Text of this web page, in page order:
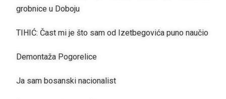
grobnice u Doboju
TIHIĆ: Čast mi je što sam od Izetbegovića puno naučio
Demontaža Pogorelice
Ja sam bosanski nacionalist